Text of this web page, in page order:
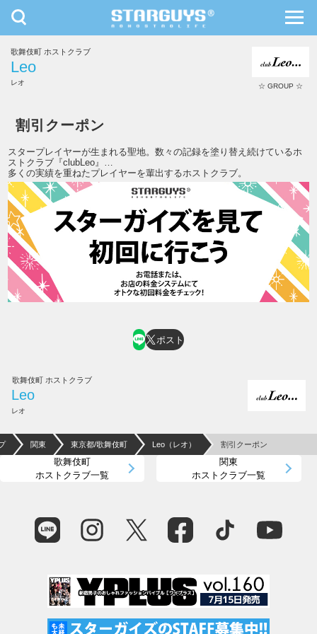
九州・沖縄 北海道・東北
toggle
navigation
歌舞伎町 ホストクラブ
Leo
レオ ☆ GROUP ☆
割引クーポン
スタープレイヤーが生まれる聖地。数々の記録を塗り替え続けているホ
ストクラブ『clubLeo』…
多くの実績を重ねたプレイヤーを輩出するホストクラブ。
ポスト
歌舞伎町 ホストクラブ
Leo
レオ
関東 東京都/歌舞伎町 Leo（レオ） 割引クーポン
歌舞伎町
ホストクラブ一覧
関東
ホストクラブ一覧